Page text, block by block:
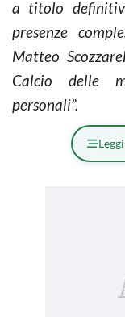
a titolo
presenze
Matteo
Calcio delle
personali”.